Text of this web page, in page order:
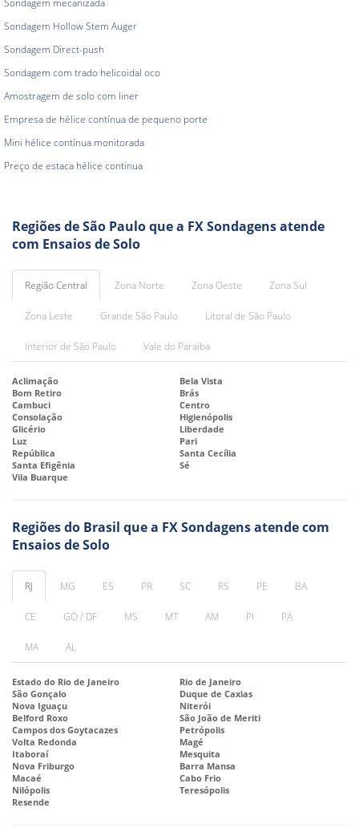
Sondagem mecanizada
Sondagem Hollow Stem Auger
Sondagem Direct-push
Sondagem com trado helicoidal oco
Amostragem de solo com liner
Empresa de hélice contínua de pequeno porte
Mini hélice contínua monitorada
Preço de estaca hélice continua
Regiões de São Paulo que a FX Sondagens atende
com Ensaios de Solo
Região Central Zona Norte Zona Oeste Zona Sul
Zona Leste Grande São Paulo Litoral de São Paulo
Interior de São Paulo Vale do Paraíba
Aclimação
Bela Vista
Bom Retiro
Brás
Cambuci
Centro
Consolação
Higienópolis
Glicério
Liberdade
Luz
Pari
República
Santa Cecília
Santa Efigênia
Sé
Vila Buarque
Regiões do Brasil que a FX Sondagens atende com
Ensaios de Solo
RJ MG ES PR SC RS PE BA
CE GO / DF MS MT AM PI PA
MA AL
Estado do Rio de Janeiro
Rio de Janeiro
São Gonçalo
Duque de Caxias
Nova Iguaçu
Niterói
Belford Roxo
São João de Meriti
Campos dos Goytacazes
Petrópolis
Volta Redonda
Magé
Itaboraí
Mesquita
Nova Friburgo
Barra Mansa
Macaé
Cabo Frio
Nilópolis
Teresópolis
Resende